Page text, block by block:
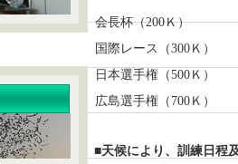
会長杯（200Ｋ）
国際レース（300Ｋ）
日本選手権（500Ｋ）
広島選手権（700Ｋ）
■天候により、訓練日程